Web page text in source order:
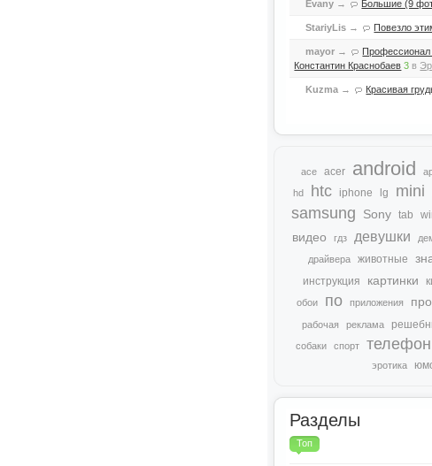
Evany → Большие (9
StariyLis → Повезло
mayor →
Профессионал
Константин Краснобаев 3 в
Kuzma → Красивая
ace acer android
hd htc iphone lg mini
samsung Sony tab
видео гдз девушки
драйвера животные
инструкция картинки
обои по приложения
рабочая реклама
собаки
спорт телефон
эротика
Разделы
Топ